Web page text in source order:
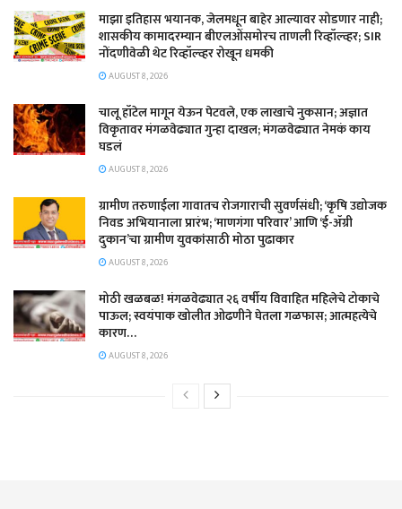
माझा इतिहास भयानक, जेलमधून बाहेर आल्यावर सोडणार नाही;
शासकीय कामादरम्यान बीएलओंसमोरच ताणली रिव्हॉल्व्हर; SIR
नोंदणीवेळी थेट रिव्हॉल्व्हर रोखून धमकी
AUGUST 8, 2026
चालू हॉटेल मागून येऊन पेटवले, एक लाखाचे नुकसान; अज्ञात
विकृतावर मंगळवेढ्यात गुन्हा दाखल; मंगळवेढ्यात नेमकं काय
घडलं
AUGUST 8, 2026
​ग्रामीण तरुणाईला गावातच रोजगाराची सुवर्णसंधी; ‘कृषि उद्योजक
निवड अभियानाला प्रारंभ; ‘माणगंगा परिवार’ आणि ‘ई-ॲग्री
दुकान’चा ग्रामीण युवकांसाठी मोठा पुढाकार
AUGUST 8, 2026
मोठी खळबळ! मंगळवेढ्यात २६ वर्षीय विवाहित महिलेचे टोकाचे
पाऊल; स्वयंपाक खोलीत ओढणीने घेतला गळफास; आत्महत्येचे
कारण…
AUGUST 8, 2026